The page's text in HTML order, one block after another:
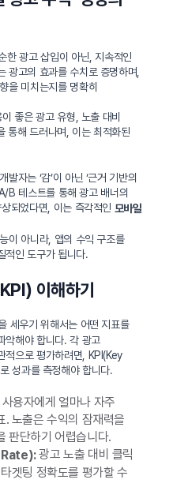
한 광고 삽입이 아닌, 지속적인
광고의 효과를 수치로 증명하며,
을 미치는지를 명확히
좋은 광고 유형, 노출 대비
통해 드러나며, 이는 최적화된
자는 ‘감’이 아닌 ‘근거 기반의
B 테스트를 통해 광고 배너의
되었다면, 이는 즉각적인 모바일
이 아니라, 앱의 수익 구조를
적인 도구가 됩니다.
이해하기
세우기 위해서는 어떤 지표를
악해야 합니다. 각 광고
적으로 평가하려면, KPI(Key
성과를 측정해야 합니다.
용자에게 얼마나 자주
. 노출은 수익의 잠재력을
판단하기 어렵습니다.
광고 노출 대비 클릭
겟팅 정확도를 평가할 수